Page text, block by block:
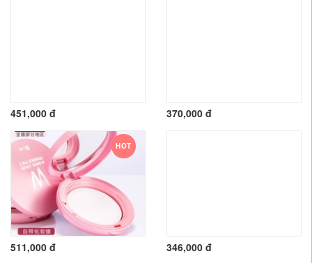
451,000 đ 370,000 đ
HOT
511,000 đ 346,000 đ